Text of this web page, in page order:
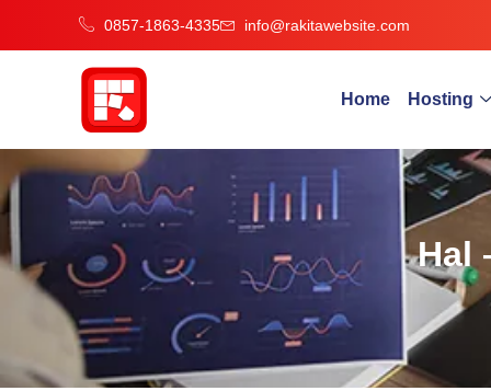
0857-1863-4335 info@rakitawebsite.com
Home Hosting
Hal